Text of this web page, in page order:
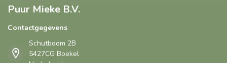
Puur Mieke B.V.
Contactgegevens
Schutboom 2B
5427CG Boekel